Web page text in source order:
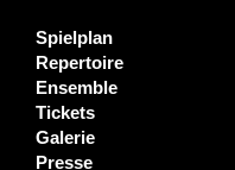
Spielplan
Repertoire
Ensemble
Tickets
Galerie
Presse